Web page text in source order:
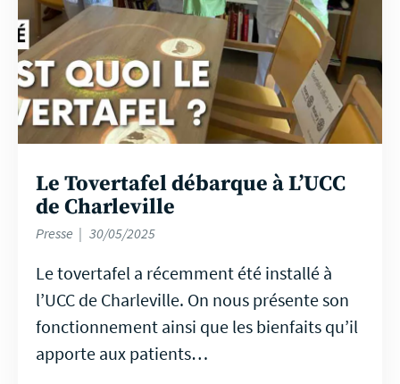
Le Tovertafel débarque à L’UCC
de Charleville
Presse 30/05/2025
Le tovertafel a récemment été installé à
l’UCC de Charleville. On nous présente son
fonctionnement ainsi que les bienfaits qu’il
apporte aux patients…